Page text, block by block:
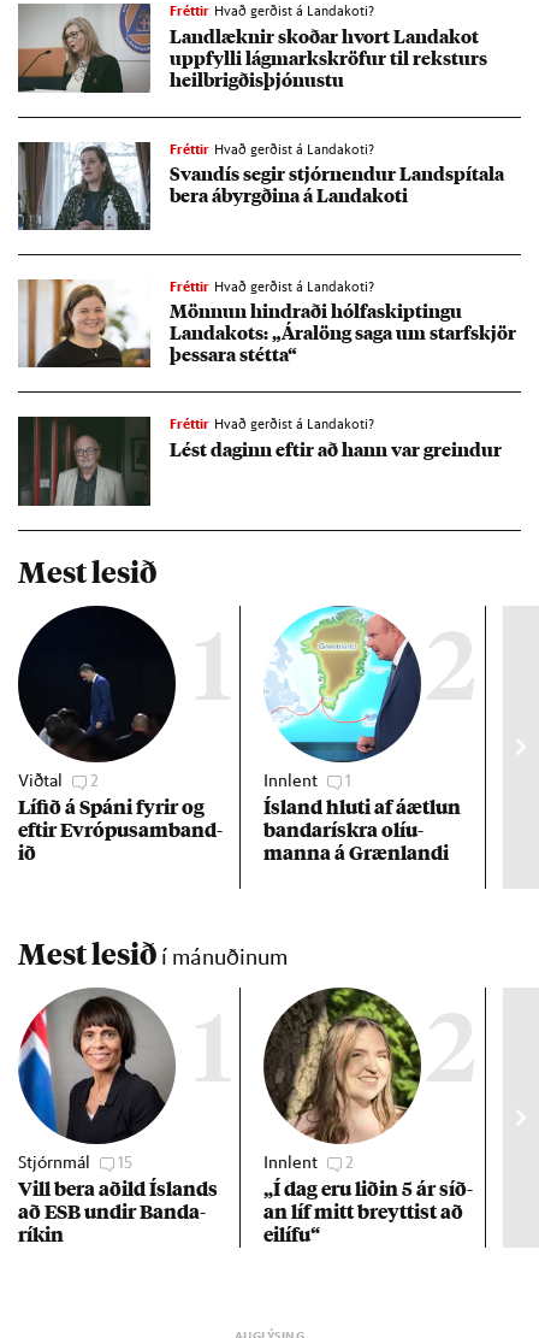
Fréttir Hvað gerðist á Landakoti?
Land­lækn­ir skoð­ar hvort Landa­kot
upp­fylli lág­marks­kröf­ur til rekst­urs
heil­brigð­is­þjón­ustu
Fréttir Hvað gerðist á Landakoti?
Svandís seg­ir stjórn­end­ur Land­spít­ala
bera ábyrgð­ina á Landa­koti
Fréttir Hvað gerðist á Landakoti?
Mönn­un hindr­aði hólfa­skipt­ingu
Landa­kots: „Ára­löng saga um starfs­kjör
þess­ara stétta“
Fréttir Hvað gerðist á Landakoti?
Lést dag­inn eft­ir að hann var greind­ur
Mest lesið
1
Viðtal 2
Líf­ið á Spáni fyr­ir og
eft­ir Evr­ópu­sam­band­
ið
2
Innlent 1
Ís­land hluti af áætl­un
banda­rískra ol­íu­
manna á Græn­landi
Mest lesið í mánuðinum
1
Stjórnmál 15
Vill bera að­ild Ís­lands
að ESB und­ir Banda­
rík­in
2
Innlent 2
„Í dag eru lið­in 5 ár síð­
an líf mitt breytt­ist að
ei­lífu“